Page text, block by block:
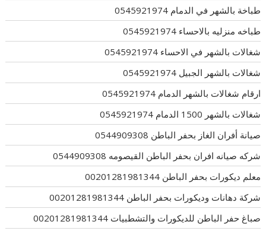
طباخة بالشهر في الدمام 0545921974
طباخه منزليه بالاحساء 0545921974
شغالات بالشهر في الاحساء 0545921974
شغالات بالشهر الجبيل 0545921974
ارقام شغالات بالشهر الدمام 0545921974
شغالات بالشهر 1500 الدمام 0545921974
صيانة أفران الغاز بحفر الباطن 0544909308
شركه صيانه افران بحفر الباطن القيصومه 0544909308
معلم ديكورات بحفر الباطن 00201281981344
شركة دهانات وديكورات بحفر الباطن 00201281981344
صباغ حفر الباطن للديكورات والتشطبيات 00201281981344